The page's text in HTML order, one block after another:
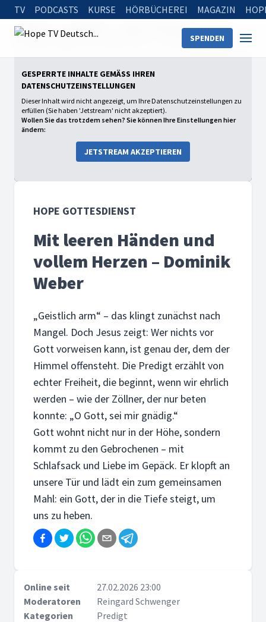
TV PODCASTS KURSE HÖRBÜCHEREI MAGAZIN
SPENDEN
Startseite
Hope Gottesdienst
Mit leeren Händen und vollem Herzen – Dominik Weber
GESPERRTE INHALTE GEMÄSS IHREN D
ATENSCHUTZEINSTELLUNGEN
Dieser Inhalt wird nicht angezeigt, um Ihre Datenschutzeinstellungen zu
erfüllen (Sie haben 'Jetstream' nicht akzeptiert).
Wollen Sie das trotzdem sehen? Sie können Ihre Einstellungen hier
ändern:
JETSTREAM AKZEPTIEREN
HOPE GOTTESDIENST
Mit leeren Händen und
vollem Herzen – Dominik
Weber
„Geistlich arm“ – das klingt zunächst nach
Mangel. Doch Jesus zeigt: Wer nichts vor
Gott vorweisen kann, ist genau der, dem der
Himmel offensteht. Die Predigt erzählt von
echter Freiheit, die beginnt, wenn wir ehrlich
werden – wie der Zöllner, der nur beten
konnte: „O Gott, sei mir gnädig.“
Gott wohnt nicht nur in der Höhe, sondern
kommt zu den Gebrochenen – mit
Schlafsack und Liebe im Gepäck. Er klopft an
unsere Tür und lädt ein zum gemeinsamen
Mahl: ein Gott, der in die Tiefe steigt, um
uns zu heben.
Online seit
27.02.2026 23:00
Moderatoren
Reingard Schwenger
Kategorien
Predigt